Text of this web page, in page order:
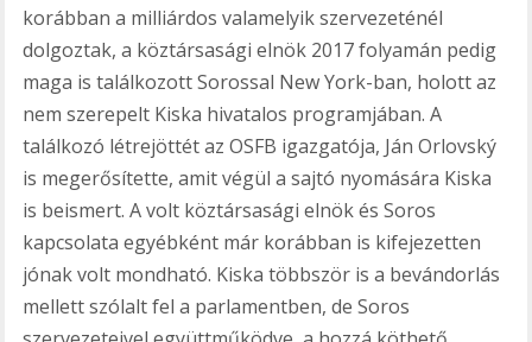
korábban a milliárdos valamelyik szervezeténél
dolgoztak, a köztársasági elnök 2017 folyamán pedig
maga is találkozott Sorossal New York-ban, holott az
nem szerepelt Kiska hivatalos programjában. A
találkozó létrejöttét az OSFB igazgatója, Ján Orlovský
is megerősítette, amit végül a sajtó nyomására Kiska
is beismert. A volt köztársasági elnök és Soros
kapcsolata egyébként már korábban is kifejezetten
jónak volt mondható. Kiska többször is a bevándorlás
mellett szólalt fel a parlamentben, de Soros